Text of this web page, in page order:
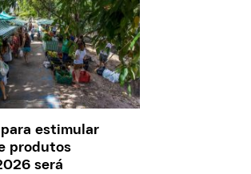
estimular
produtos
será